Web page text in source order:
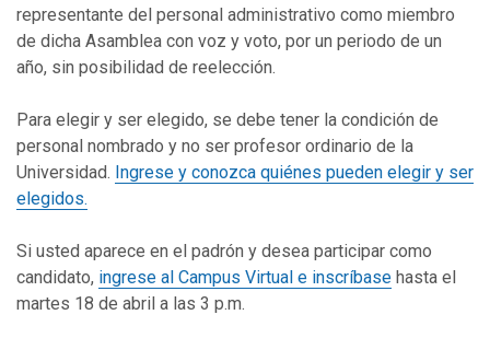
representante del personal administrativo como miembro
de dicha Asamblea con voz y voto, por un periodo de un
año, sin posibilidad de reelección.
Para elegir y ser elegido, se debe tener la condición de
personal nombrado y no ser profesor ordinario de la
Universidad. Ingrese y conozca quiénes pueden elegir y ser
elegidos.
Si usted aparece en el padrón y desea participar como
candidato, ingrese al Campus Virtual e inscríbase hasta el
martes 18 de abril a las 3 p.m.